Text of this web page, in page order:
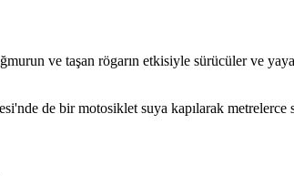
ve taşan rögarın etkisiyle sürücüler ve
de bir motosiklet suya kapılarak metrelerce